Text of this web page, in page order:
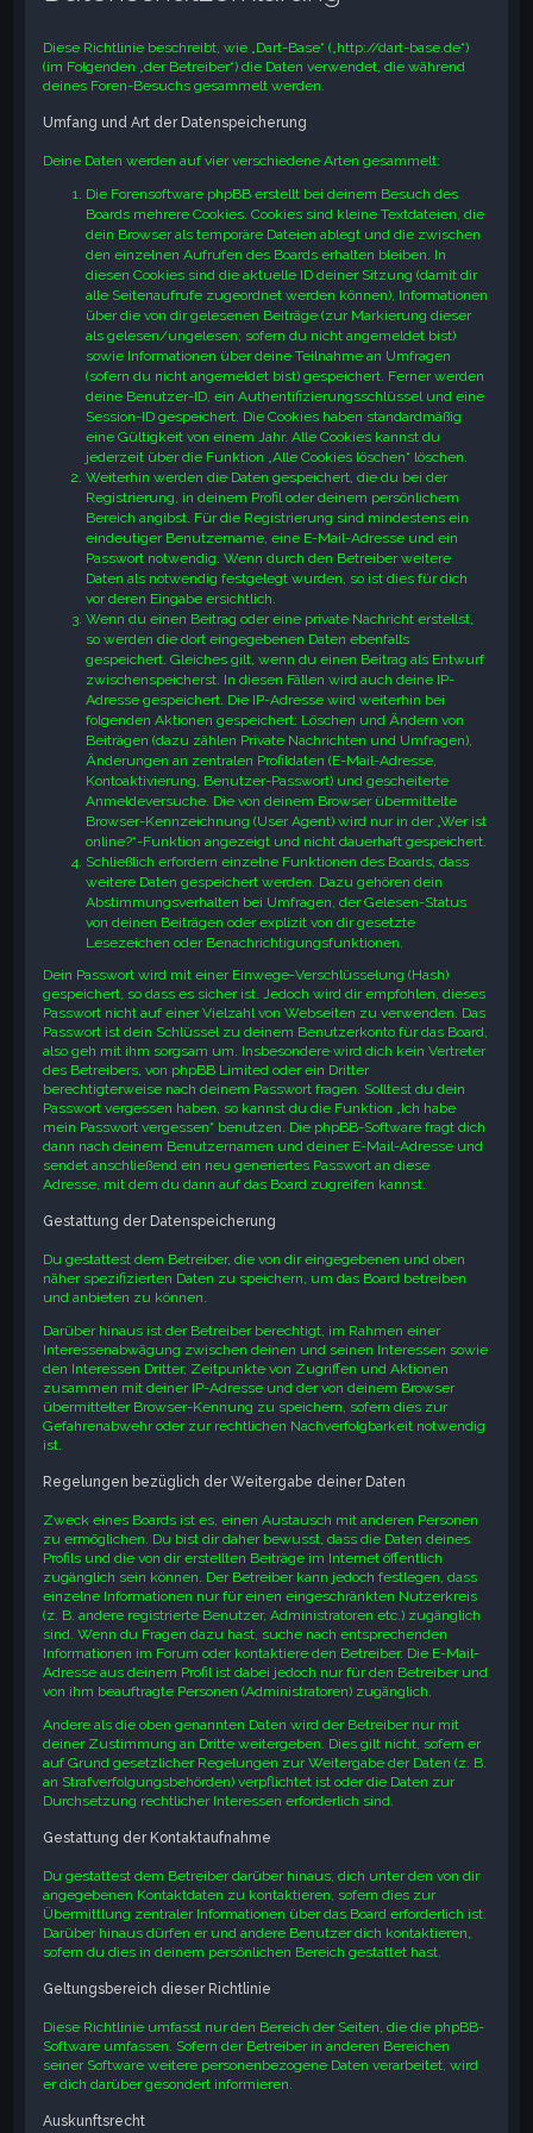
Diese Richtlinie beschreibt, wie „Dart-Base“ („http://dart-base.de“)
(im Folgenden „der Betreiber“) die Daten verwendet, die während
deines Foren-Besuchs gesammelt werden.
Umfang und Art der Datenspeicherung
Deine Daten werden auf vier verschiedene Arten gesammelt:
Die Forensoftware phpBB erstellt bei deinem Besuch des
Boards mehrere Cookies. Cookies sind kleine Textdateien, die
dein Browser als temporäre Dateien ablegt und die zwischen
den einzelnen Aufrufen des Boards erhalten bleiben. In
diesen Cookies sind die aktuelle ID deiner Sitzung (damit dir
alle Seitenaufrufe zugeordnet werden können), Informationen
über die von dir gelesenen Beiträge (zur Markierung dieser
als gelesen/ungelesen; sofern du nicht angemeldet bist)
sowie Informationen über deine Teilnahme an Umfragen
(sofern du nicht angemeldet bist) gespeichert. Ferner werden
deine Benutzer-ID, ein Authentifizierungsschlüssel und eine
Session-ID gespeichert. Die Cookies haben standardmäßig
eine Gültigkeit von einem Jahr. Alle Cookies kannst du
jederzeit über die Funktion „Alle Cookies löschen“ löschen.
Weiterhin werden die Daten gespeichert, die du bei der
Registrierung, in deinem Profil oder deinem persönlichem
Bereich angibst. Für die Registrierung sind mindestens ein
eindeutiger Benutzername, eine E-Mail-Adresse und ein
Passwort notwendig. Wenn durch den Betreiber weitere
Daten als notwendig festgelegt wurden, so ist dies für dich
vor deren Eingabe ersichtlich.
Wenn du einen Beitrag oder eine private Nachricht erstellst,
so werden die dort eingegebenen Daten ebenfalls
gespeichert. Gleiches gilt, wenn du einen Beitrag als Entwurf
zwischenspeicherst. In diesen Fällen wird auch deine IP-
Adresse gespeichert. Die IP-Adresse wird weiterhin bei
folgenden Aktionen gespeichert: Löschen und Ändern von
Beiträgen (dazu zählen Private Nachrichten und Umfragen),
Änderungen an zentralen Profildaten (E-Mail-Adresse,
Kontoaktivierung, Benutzer-Passwort) und gescheiterte
Anmeldeversuche. Die von deinem Browser übermittelte
Browser-Kennzeichnung (User Agent) wird nur in der „Wer ist
online?“-Funktion angezeigt und nicht dauerhaft gespeichert.
Schließlich erfordern einzelne Funktionen des Boards, dass
weitere Daten gespeichert werden. Dazu gehören dein
Abstimmungsverhalten bei Umfragen, der Gelesen-Status
von deinen Beiträgen oder explizit von dir gesetzte
Lesezeichen oder Benachrichtigungsfunktionen.
Dein Passwort wird mit einer Einwege-Verschlüsselung (Hash)
gespeichert, so dass es sicher ist. Jedoch wird dir empfohlen, dieses
Passwort nicht auf einer Vielzahl von Webseiten zu verwenden. Das
Passwort ist dein Schlüssel zu deinem Benutzerkonto für das Board,
also geh mit ihm sorgsam um. Insbesondere wird dich kein Vertreter
des Betreibers, von phpBB Limited oder ein Dritter
berechtigterweise nach deinem Passwort fragen. Solltest du dein
Passwort vergessen haben, so kannst du die Funktion „Ich habe
mein Passwort vergessen“ benutzen. Die phpBB-Software fragt dich
dann nach deinem Benutzernamen und deiner E-Mail-Adresse und
sendet anschließend ein neu generiertes Passwort an diese
Adresse, mit dem du dann auf das Board zugreifen kannst.
Gestattung der Datenspeicherung
Du gestattest dem Betreiber, die von dir eingegebenen und oben
näher spezifizierten Daten zu speichern, um das Board betreiben
und anbieten zu können.
Darüber hinaus ist der Betreiber berechtigt, im Rahmen einer
Interessenabwägung zwischen deinen und seinen Interessen sowie
den Interessen Dritter, Zeitpunkte von Zugriffen und Aktionen
zusammen mit deiner IP-Adresse und der von deinem Browser
übermittelter Browser-Kennung zu speichern, sofern dies zur
Gefahrenabwehr oder zur rechtlichen Nachverfolgbarkeit notwendig
ist.
Regelungen bezüglich der Weitergabe deiner Daten
Zweck eines Boards ist es, einen Austausch mit anderen Personen
zu ermöglichen. Du bist dir daher bewusst, dass die Daten deines
Profils und die von dir erstellten Beiträge im Internet öffentlich
zugänglich sein können. Der Betreiber kann jedoch festlegen, dass
einzelne Informationen nur für einen eingeschränkten Nutzerkreis
(z. B. andere registrierte Benutzer, Administratoren etc.) zugänglich
sind. Wenn du Fragen dazu hast, suche nach entsprechenden
Informationen im Forum oder kontaktiere den Betreiber. Die E-Mail-
Adresse aus deinem Profil ist dabei jedoch nur für den Betreiber und
von ihm beauftragte Personen (Administratoren) zugänglich.
Andere als die oben genannten Daten wird der Betreiber nur mit
deiner Zustimmung an Dritte weitergeben. Dies gilt nicht, sofern er
auf Grund gesetzlicher Regelungen zur Weitergabe der Daten (z. B.
an Strafverfolgungsbehörden) verpflichtet ist oder die Daten zur
Durchsetzung rechtlicher Interessen erforderlich sind.
Gestattung der Kontaktaufnahme
Du gestattest dem Betreiber darüber hinaus, dich unter den von dir
angegebenen Kontaktdaten zu kontaktieren, sofern dies zur
Übermittlung zentraler Informationen über das Board erforderlich ist.
Darüber hinaus dürfen er und andere Benutzer dich kontaktieren,
sofern du dies in deinem persönlichen Bereich gestattet hast.
Geltungsbereich dieser Richtlinie
Diese Richtlinie umfasst nur den Bereich der Seiten, die die phpBB-
Software umfassen. Sofern der Betreiber in anderen Bereichen
seiner Software weitere personenbezogene Daten verarbeitet, wird
er dich darüber gesondert informieren.
Auskunftsrecht